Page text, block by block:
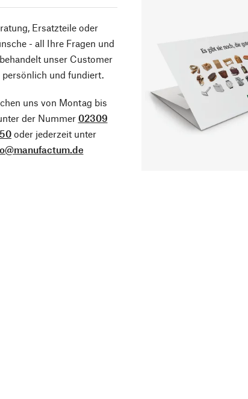
Ersatzteile oder
- all Ihre Fragen und
unser Customer
persönlich und fundiert.
uns von Montag bis
der Nummer 02309
oder jederzeit unter